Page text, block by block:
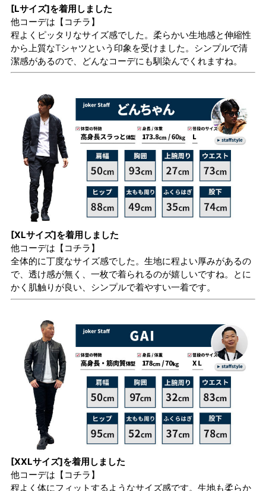
[Lサイズ]を着用しました
他コーデは 【コチラ】
程よくピッタリなサイズ感でした。柔らかい生地感と伸縮性
から上質なTシャツという印象を受けました。シンプルで清
潔感があるので、どんなコーデにも馴染んでくれますね。
[XLサイズ]を着用しました
他コーデは 【コチラ】
全体的に丁度なサイズ感でした。生地に程よい厚みがあるの
で、透け感が無く、一枚で着られるのが嬉しいですね。とに
かく肌触りが良い、シンプルで着やすい一着です。
[XXLサイズ]を着用しました
他コーデは 【コチラ】
程よく体にフィットするようなサイズ感です。生地も柔らか